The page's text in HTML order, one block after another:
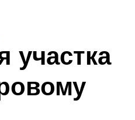
участка